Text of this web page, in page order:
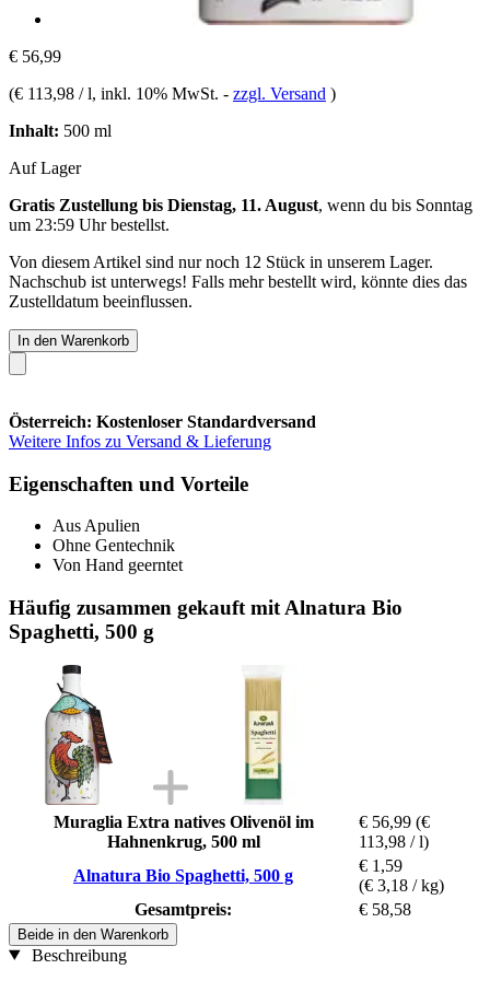
€ 56,99
(€ 113,98 / l, inkl. 10% MwSt. - zzgl. Versand )
Inhalt: 500 ml
Auf Lager
Gratis Zustellung bis Dienstag, 11. August, wenn du bis Sonntag
um 23:59 Uhrbestellst.
Von diesem Artikel sind nur noch 12 Stück in unserem Lager.
Nachschub ist unterwegs! Falls mehr bestellt wird, könnte dies das
Zustelldatum beeinflussen.
In den Warenkorb
Österreich: Kostenloser Standardversand
Weitere Infos zu Versand & Lieferung
Eigenschaften und Vorteile
Aus Apulien
Ohne Gentechnik
Von Hand geerntet
Häufig zusammen gekauft mit Alnatura Bio
Spaghetti, 500 g
Muraglia Extra natives Olivenöl im
Hahnenkrug, 500 ml
€ 56,99 (€
113,98 / l)
Alnatura Bio Spaghetti, 500 g
€ 1,59
(€ 3,18 / kg)
Gesamtpreis:
€ 58,58
Beide in den Warenkorb
Beschreibung